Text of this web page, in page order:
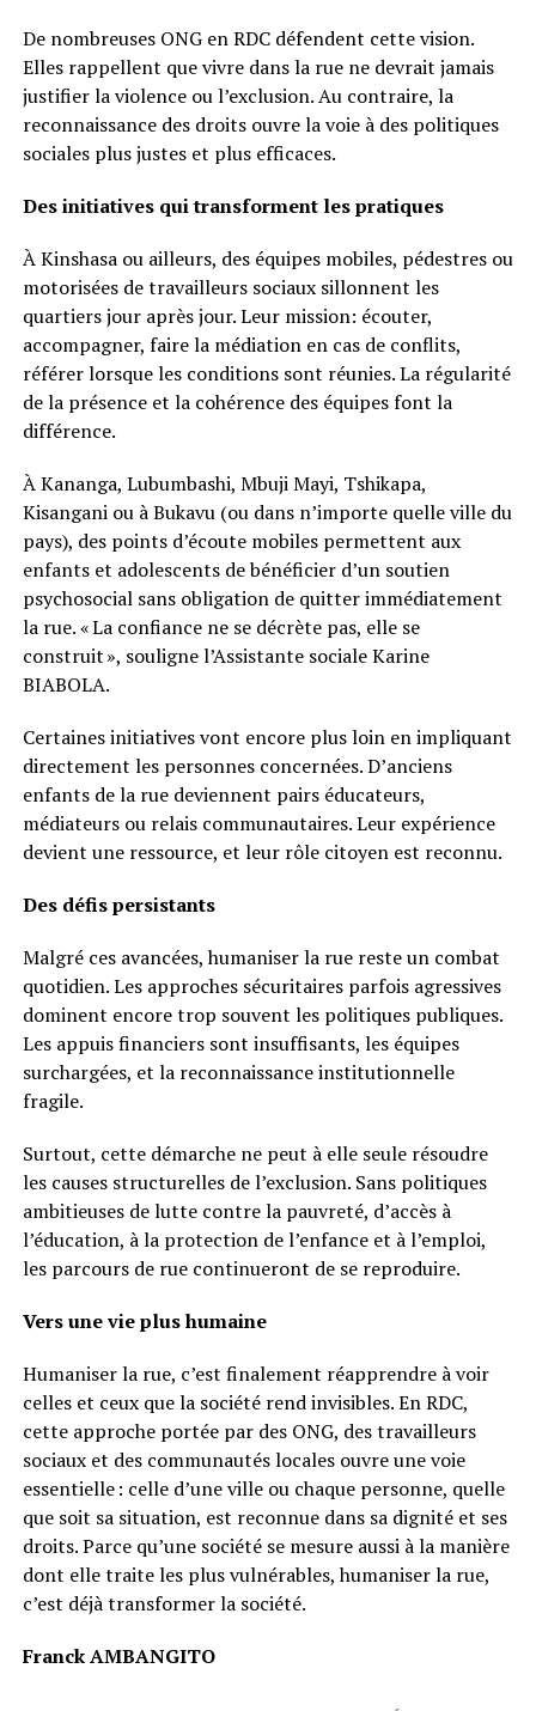
De nombreuses ONG en RDC défendent cette vision.
Elles rappellent que vivre dans la rue ne devrait jamais
justifier la violence ou l’exclusion. Au contraire, la
reconnaissance des droits ouvre la voie à des politiques
sociales plus justes et plus efficaces.
Des initiatives qui transforment les pratiques
À Kinshasa ou ailleurs, des équipes mobiles, pédestres ou
motorisées de travailleurs sociaux sillonnent les
quartiers jour après jour. Leur mission: écouter,
accompagner, faire la médiation en cas de conflits,
référer lorsque les conditions sont réunies. La régularité
de la présence et la cohérence des équipes font la
différence.
À Kananga, Lubumbashi, Mbuji Mayi, Tshikapa,
Kisangani ou à Bukavu (ou dans n’importe quelle ville du
pays), des points d’écoute mobiles permettent aux
enfants et adolescents de bénéficier d’un soutien
psychosocial sans obligation de quitter immédiatement
la rue. « La confiance ne se décrète pas, elle se
construit », souligne l’Assistante sociale Karine
BIABOLA.
Certaines initiatives vont encore plus loin en impliquant
directement les personnes concernées. D’anciens
enfants de la rue deviennent pairs éducateurs,
médiateurs ou relais communautaires. Leur expérience
devient une ressource, et leur rôle citoyen est reconnu.
Des défis persistants
Malgré ces avancées, humaniser la rue reste un combat
quotidien. Les approches sécuritaires parfois agressives
dominent encore trop souvent les politiques publiques.
Les appuis financiers sont insuffisants, les équipes
surchargées, et la reconnaissance institutionnelle
fragile.
Surtout, cette démarche ne peut à elle seule résoudre
les causes structurelles de l’exclusion. Sans politiques
ambitieuses de lutte contre la pauvreté, d’accès à
l’éducation, à la protection de l’enfance et à l’emploi,
les parcours de rue continueront de se reproduire.
Vers une vie plus humaine
Humaniser la rue, c’est finalement réapprendre à voir
celles et ceux que la société rend invisibles. En RDC,
cette approche portée par des ONG, des travailleurs
sociaux et des communautés locales ouvre une voie
essentielle : celle d’une ville ou chaque personne, quelle
que soit sa situation, est reconnue dans sa dignité et ses
droits. Parce qu’une société se mesure aussi à la manière
dont elle traite les plus vulnérables, humaniser la rue,
c’est déjà transformer la société.
Franck AMBANGITO